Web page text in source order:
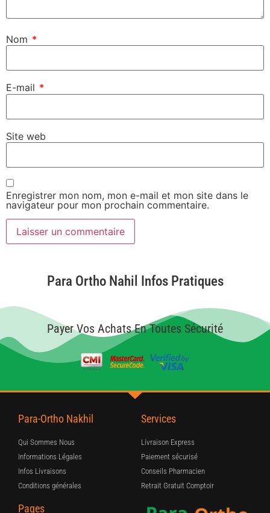
Nom *
E-mail *
Site web
Enregistrer mon nom, mon e-mail et mon site dans le
navigateur pour mon prochain commentaire.
Para Ortho Nahil Infos Pratiques
Payer Vos Achats En Toutes Sécurité
Para-Ortho Nakhil
Qui Sommes Nous
Informations Légales
Infos Livraisons
Conditions générales
Services
Livraison Express
Paiement sécurisé
Conseils Pharmacien
Retrait Gratuit Comptoir
Pages